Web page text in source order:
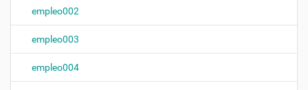
i
n
empleo002
empleo003
empleo004